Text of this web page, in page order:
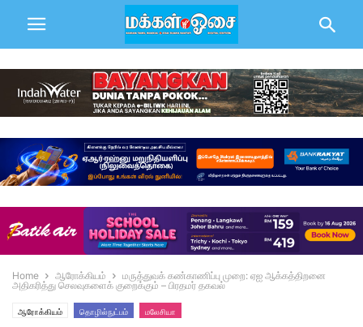
Home ஆரோக்கியம்
மருத்துவக் கண்காணிப்பு முறை: ஏஐ ஆக்கத்திறனை
அதிகரித்து செலவுகளைக் குறைக்கும் – பிரதமர் தகவல்
ஆரோக்கியம் தொழில்நுட்பம் மலேசியா